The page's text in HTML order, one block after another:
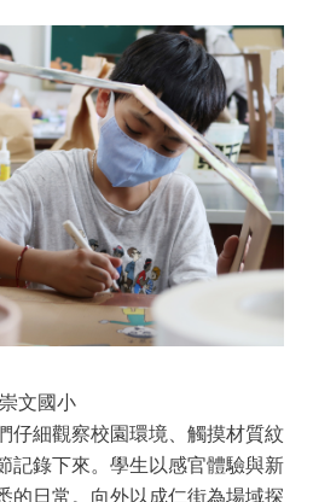
文國小
仔細觀察校園環境、觸摸材質紋
記錄下來。學生以感官體驗與新
的日常。向外以成仁街為場域探